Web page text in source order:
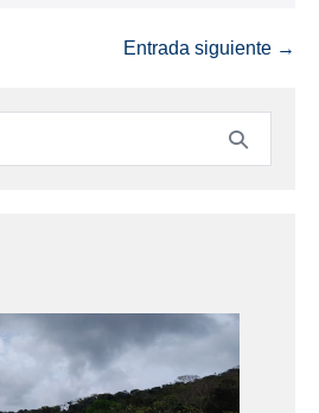
Entrada siguiente →